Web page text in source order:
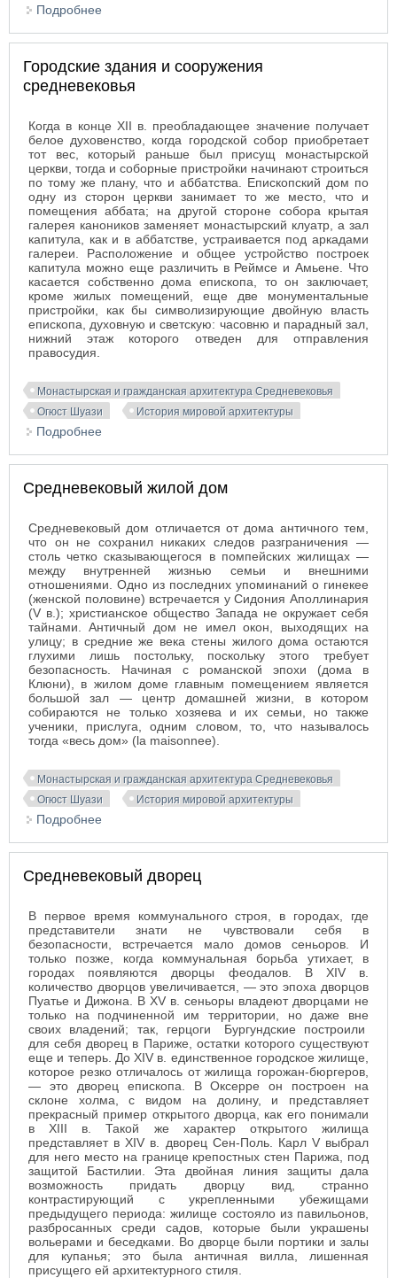
Подробнее
Городские здания и сооружения
средневековья
Когда в конце XII в. преобладающее значение получает
белое духовенство, когда городской собор приобретает
тот вес, который раньше был присущ монастырской
церкви, тогда и соборные пристройки начинают строиться
по тому же плану, что и аббатства. Епископский дом по
одну из сторон церкви занимает то же место, что и
помещения аббата; на другой стороне собора крытая
галерея каноников заменяет монастырский клуатр, а зал
капитула, как и в аббатстве, устраивается под аркадами
галереи. Расположение и общее устройство построек
капитула можно еще различить в Реймсе и Амьене. Что
касается собственно дома епископа, то он заключает,
кроме жилых помещений, еще две монументальные
пристройки, как бы символизирующие двойную власть
епископа, духовную и светскую: часовню и парадный зал,
нижний этаж которого отведен для отправления
правосудия.
Монастырская и гражданская архитектура Средневековья
Огюст Шуази
История мировой архитектуры
Подробнее
Средневековый жилой дом
Средневековый дом отличается от дома античного тем,
что он не сохранил никаких следов разграничения —
столь четко сказывающегося в помпейских жилищах —
между внутренней жизнью семьи и внешними
отношениями. Одно из последних упоминаний о гинекее
(женской половине) встречается у Сидония Аполлинария
(V в.); христианское общество Запада не окружает себя
тайнами. Античный дом не имел окон, выходящих на
улицу; в средние же века стены жилого дома остаются
глухими лишь постольку, поскольку этого требует
безопасность. Начиная с романской эпохи (дома в
Клюни), в жилом доме главным помещением является
большой зал — центр домашней жизни, в котором
собираются не только хозяева и их семьи, но также
ученики, прислуга, одним словом, то, что называлось
тогда «весь дом» (la maisonnee).
Монастырская и гражданская архитектура Средневековья
Огюст Шуази
История мировой архитектуры
Подробнее
Средневековый дворец
В первое время коммунального строя, в городах, где
представители знати не чувствовали себя в
безопасности, встречается мало домов сеньоров. И
только позже, когда коммунальная борьба утихает, в
городах появляются дворцы феодалов. В XIV в.
количество дворцов увеличивается, — это эпоха дворцов
Пуатье и Дижона. В XV в. сеньоры владеют дворцами не
только на подчиненной им территории, но даже вне
своих владений; так, герцоги Бургундские построили
для себя дворец в Париже, остатки которого существуют
еще и теперь. До XIV в. единственное городское жилище,
которое резко отличалось от жилища горожан-бюргеров,
— это дворец епископа. В Оксерре он построен на
склоне холма, с видом на долину, и представляет
прекрасный пример открытого дворца, как его понимали
в XIII в. Такой же характер открытого жилища
представляет в XIV в. дворец Сен-Поль. Карл V выбрал
для него место на границе крепостных стен Парижа, под
защитой Бастилии. Эта двойная линия защиты дала
возможность придать дворцу вид, странно
контрастирующий с укрепленными убежищами
предыдущего периода: жилище состояло из павильонов,
разбросанных среди садов, которые были украшены
вольерами и беседками. Во дворце были портики и залы
для купанья; это была античная вилла, лишенная
присущего ей архитектурного стиля.